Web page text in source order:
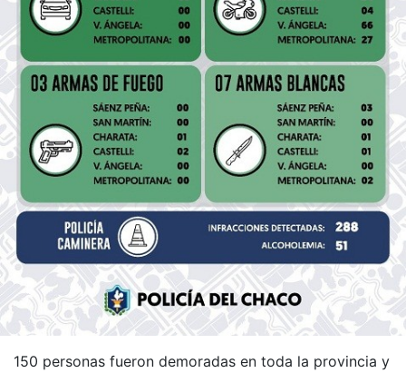
150 personas fueron demoradas en toda la provincia y